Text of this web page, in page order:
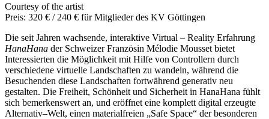
Courtesy of the artist
Preis: 320 € / 240 € für Mitglieder des KV Göttingen
Die seit Jahren wachsende, interaktive Virtual – Reality Erfahrung
HanaHana der Schweizer Französin Mélodie Mousset bietet
Interessierten die Möglichkeit mit Hilfe von Controllern durch
verschiedene virtuelle Landschaften zu wandeln, während die
Besuchenden diese Landschaften fortwährend generativ neu
gestalten. Die Freiheit, Schönheit und Sicherheit in HanaHana fühlt
sich bemerkenswert an, und eröffnet eine komplett digital erzeugte
Alternativ–Welt, einen materialfreien „Safe Space“ der besonderen